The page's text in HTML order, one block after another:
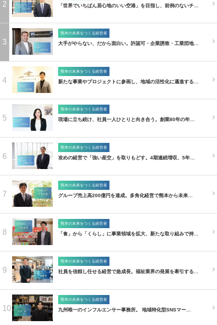
2 「世界でいちばん居心地のいい空港」を目指し、前例のないチ…
3
熊本の未来をつくる経営者
大手がやらない、だから面白い。許認可・企業誘致・工業団地…
4
熊本の未来をつくる経営者
新たな事業やプロジェクトに参画し、地域の活性化に邁進する…
5
熊本の未来をつくる経営者
現場に立ち続け、社員一人ひとりと向き合う。創業80年の年…
6
熊本の未来をつくる経営者
攻めの経営で「強い産交」を取りもどす。4期連続増収、5年…
7
熊本の未来をつくる経営者
グループ売上高200億円を達成。多角化経営で熊本から未来…
8
熊本の未来をつくる経営者
「食」から「くらし」に事業領域を拡大、新たな取り組みで持…
9
熊本の未来をつくる経営者
社員を信頼し任せる経営で急成長。福祉業界の発展を牽引する…
10
熊本の未来をつくる経営者
九州唯一のインフルエンサー事務所。 地域特化型SNSマー…